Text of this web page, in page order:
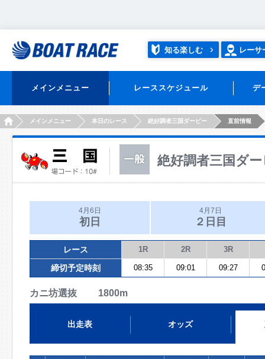
知る楽しむ レーサ
メインメニュー レーススケジュール デ
HOMEメインメニュー 本日のレース 絶好調者三国ダービー 直前情報
絶好調者三国ダ
4月6日
初日
4月7日
２日目
レース 1R 2R 3R
締切予定時刻 08:35 09:01 09:27
カニ坊選抜 1800m
出走表 オッズ